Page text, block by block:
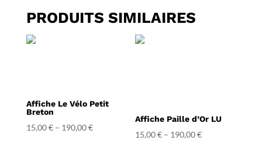
PRODUITS SIMILAIRES
Affiche Le Vélo Petit
Breton
15,00€– 190,00€
Affiche Paille d’Or LU
15,00€ – 190,00€